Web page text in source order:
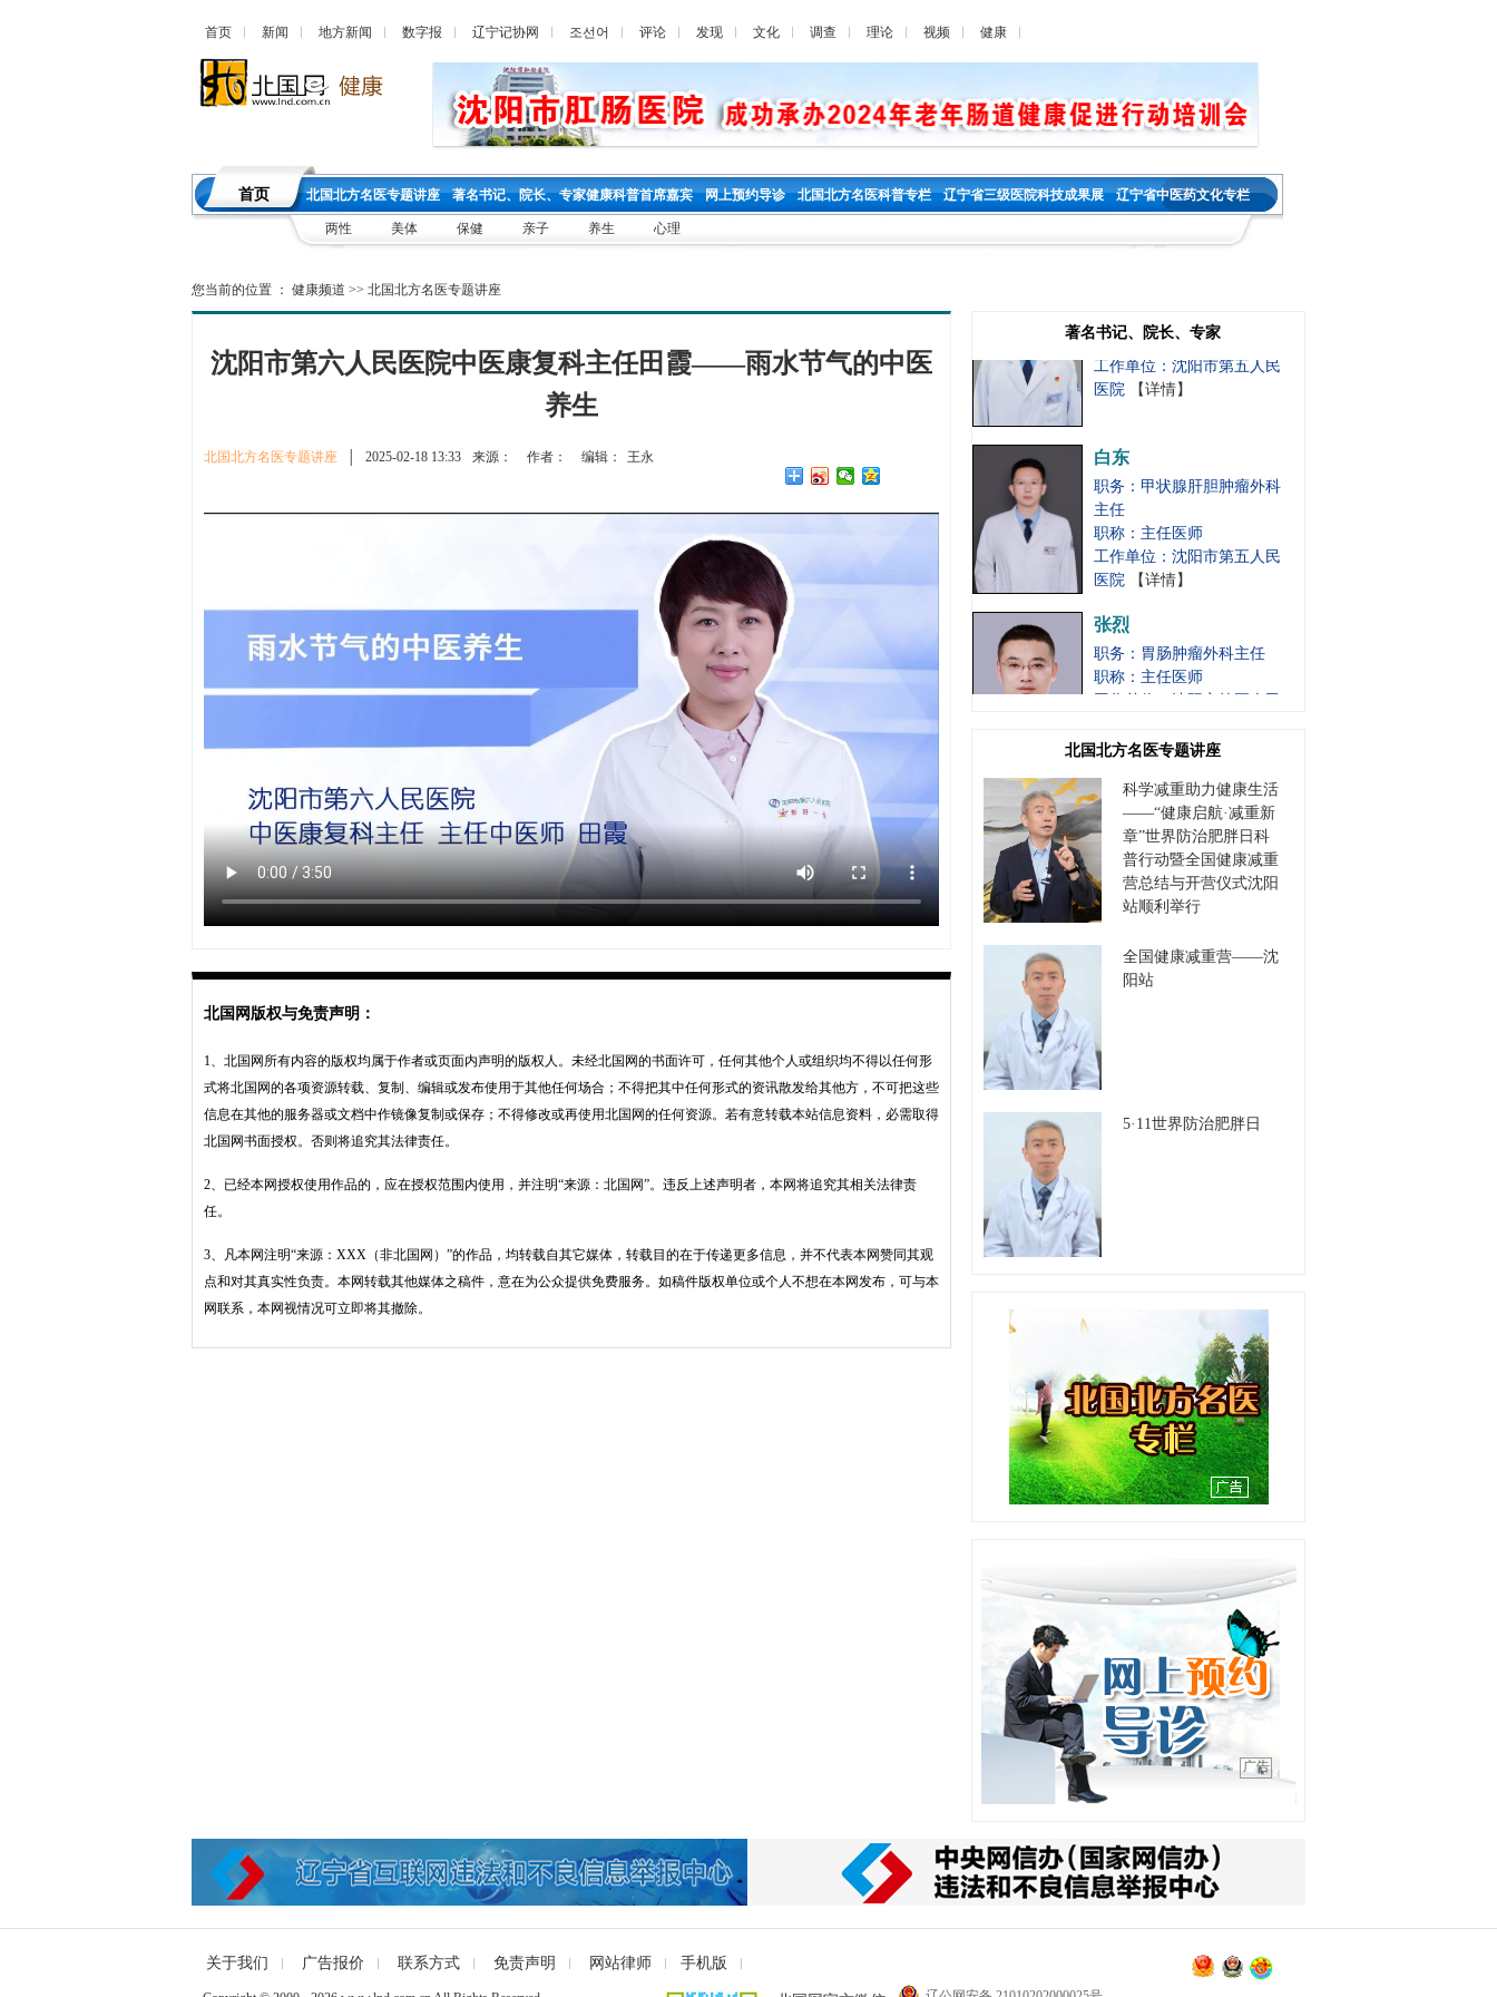
首页 新闻 地方新闻 数字报 辽宁记协网 조선어 评论 发现 文化 调查 理论 视频 健康
首页 北国北方名医专题讲座 著名书记、院长、专家健康科普首席嘉宾 网上预约导诊 北国北方名医科普专栏 辽宁省三级医院科技成果展 辽宁省中医药文化专栏
两性 美体 保健 亲子 养生 心理
您当前的位置 ： 健康频道 >> 北国北方名医专题讲座
沈阳市第六人民医院中医康复科主任田霞——雨水节气的中医
养生
北国北方名医专题讲座 2025-02-18 13:33 来源： 作者： 编辑： 王永
北国网版权与免责声明：
1、北国网所有内容的版权均属于作者或页面内声明的版权人。未经北国网的书面许可，任何其他个人或组织均不得以任何形
式将北国网的各项资源转载、复制、编辑或发布使用于其他任何场合；不得把其中任何形式的资讯散发给其他方，不可把这些
信息在其他的服务器或文档中作镜像复制或保存；不得修改或再使用北国网的任何资源。若有意转载本站信息资料，必需取得
北国网书面授权。否则将追究其法律责任。
2、已经本网授权使用作品的，应在授权范围内使用，并注明“来源：北国网”。违反上述声明者，本网将追究其相关法律责
任。
3、凡本网注明“来源：XXX（非北国网）”的作品，均转载自其它媒体，转载目的在于传递更多信息，并不代表本网赞同其观
点和对其真实性负责。本网转载其他媒体之稿件，意在为公众提供免费服务。如稿件版权单位或个人不想在本网发布，可与本
网联系，本网视情况可立即将其撤除。
著名书记、院长、专家
祝国莲
职务：乳腺肿瘤外科
工作单位：沈阳市第五人民
医院 【详情】
职称：主任医师
医院【详情】
职务：甲状腺肝胆肿瘤外科
主任
职称：主任医师
工作单位：沈阳市第五人民
医院【详情】
职务：胃肠肿瘤外科主任
职称：主任医师
工作单位：沈阳市第五人民
职务：书记
职称：主任医师
工作单位：沈阳市第七人民
医院【详情】
职务：书记
职称：主任医师
职务：耳鼻咽喉-睡眠医学中
区
彭春晖
工作单位：沈阳急救中心
【详情】
吕明明
职务：综合内二科主任
职称：主任医师
【详情】
高晓宇
职务：浑南一分中心站长
职称：副主任医师
工作单位：沈阳急救中心
【详情】
职务：泌尿外科
职称：主任医师
工作单位：中国医科大学附
属第四医院【详情】
职务：普通外科主任
北国北方名医专题讲座
科学减重助力健康生活
——“健康启航·减重新
章”世界防治肥胖日科
普行动暨全国健康减重
营总结与开营仪式沈阳
站顺利举行
全国健康减重营——沈
阳站
5·11世界防治肥胖日
广告
关于我们 广告报价 联系方式 免责声明 网站律师 手机版